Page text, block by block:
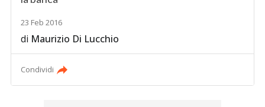
23 Feb 2016
di Maurizio Di Lucchio
Condividi